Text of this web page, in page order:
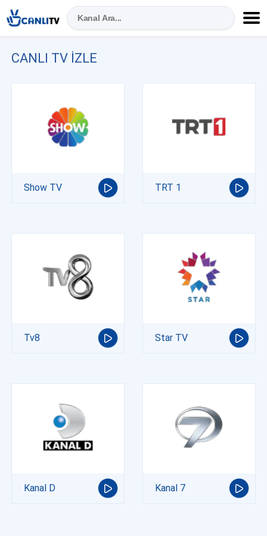
CANLI TV IZLE
Show TV TRT 1
Tv8 Star TV
Kanal D Kanal 7